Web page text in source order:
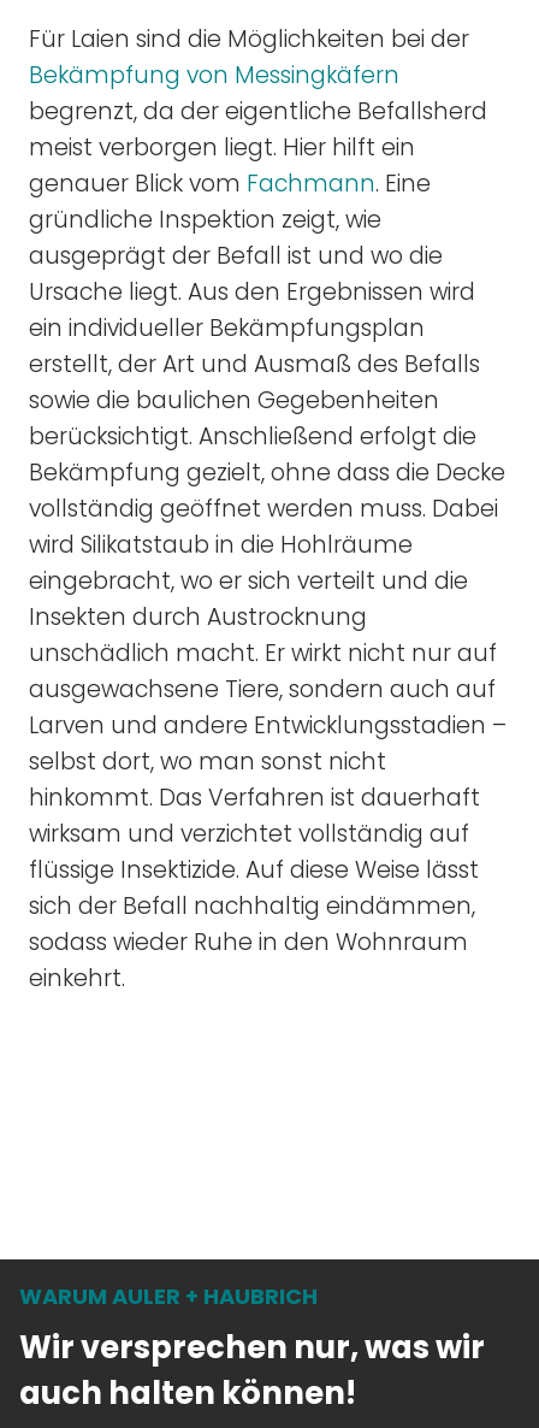
Für Laien sind die Möglichkeiten bei der
Bekämpfung von Messingkäfern
begrenzt, da der eigentliche Befallsherd
meist verborgen liegt. Hier hilft ein
genauer Blick vom Fachmann. Eine
gründliche Inspektion zeigt, wie
ausgeprägt der Befall ist und wo die
Ursache liegt. Aus den Ergebnissen wird
ein individueller Bekämpfungsplan
erstellt, der Art und Ausmaß des Befalls
sowie die baulichen Gegebenheiten
berücksichtigt. Anschließend erfolgt die
Bekämpfung gezielt, ohne dass die Decke
vollständig geöffnet werden muss. Dabei
wird Silikatstaub in die Hohlräume
eingebracht, wo er sich verteilt und die
Insekten durch Austrocknung
unschädlich macht. Er wirkt nicht nur auf
ausgewachsene Tiere, sondern auch auf
Larven und andere Entwicklungsstadien –
selbst dort, wo man sonst nicht
hinkommt. Das Verfahren ist dauerhaft
wirksam und verzichtet vollständig auf
flüssige Insektizide. Auf diese Weise lässt
sich der Befall nachhaltig eindämmen,
sodass wieder Ruhe in den Wohnraum
einkehrt.
WARUM AULER + HAUBRICH
Wir versprechen nur, was wir
auch halten können!